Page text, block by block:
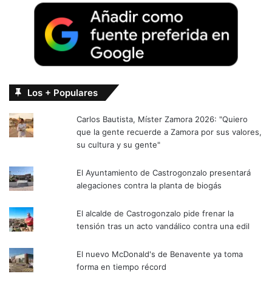
Los + Populares
Carlos Bautista, Míster Zamora 2026: "Quiero
que la gente recuerde a Zamora por sus valores,
su cultura y su gente"
El Ayuntamiento de Castrogonzalo presentará
alegaciones contra la planta de biogás
El alcalde de Castrogonzalo pide frenar la
tensión tras un acto vandálico contra una edil
El nuevo McDonald's de Benavente ya toma
forma en tiempo récord